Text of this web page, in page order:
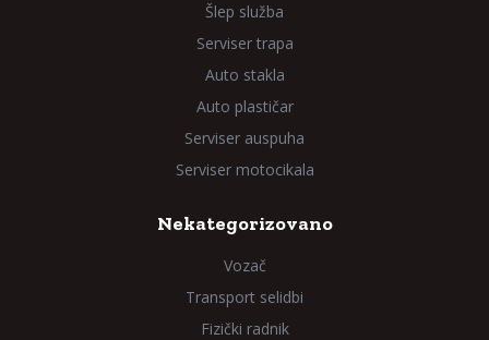
Šlep služba
Serviser trapa
Auto stakla
Auto plastičar
Serviser auspuha
Serviser motocikala
Nekategorizovano
Vozač
Transport selidbi
Fizički radnik